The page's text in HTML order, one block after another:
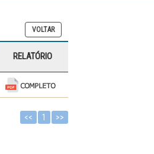
VOLTAR
RELATÓRIO
<< 1 >>